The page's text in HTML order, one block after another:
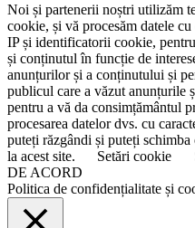
Noi și partenerii noștri utilizăm
cookie, și vă procesăm datele
IP și identificatorii cookie,
și conținutul în funcție de
anunțurilor și a conținutului și
publicul care a văzut anunțurile
pentru a vă da consimțământul
procesarea datelor dvs. cu
puteți răzgândi și puteți
la acest site.
Setări cookie
DE ACORD
Politica de confidențialitate și